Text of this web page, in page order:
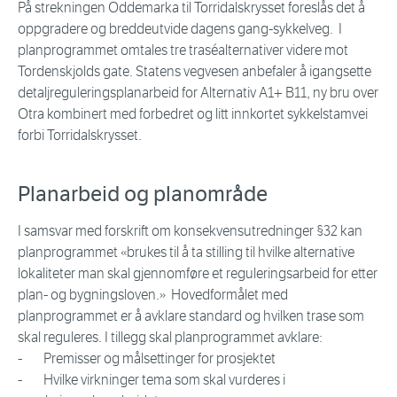
På strekningen Oddemarka til Torridalskrysset foreslås det å
oppgradere og breddeutvide dagens gang-sykkelveg. I
planprogrammet omtales tre traséalternativer videre mot
Tordenskjolds gate. Statens vegvesen anbefaler å igangsette
detaljreguleringsplanarbeid for Alternativ A1+ B11, ny bru over
Otra kombinert med forbedret og litt innkortet sykkelstamvei
forbi Torridalskrysset.
Planarbeid og planområde
I samsvar med forskrift om konsekvensutredninger §32 kan
planprogrammet «brukes til å ta stilling til hvilke alternative
lokaliteter man skal gjennomføre et reguleringsarbeid for etter
plan- og bygningsloven.» Hovedformålet med
planprogrammet er å avklare standard og hvilken trase som
skal reguleres. I tillegg skal planprogrammet avklare:
- Premisser og målsettinger for prosjektet
- Hvilke virkninger tema som skal vurderes i